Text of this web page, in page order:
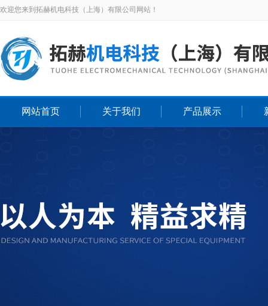
欢迎您来到拓赫机电科技（上海）有限公司网站！
网站首页 关于我们 产品展示